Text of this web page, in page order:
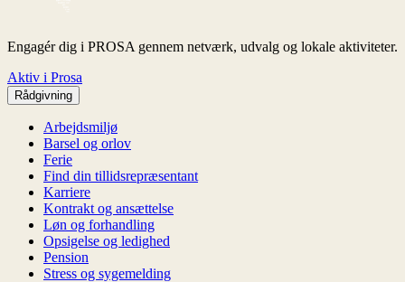
Engagér dig i PROSA gennem netværk, udvalg og lokale aktiviteter.
Aktiv i Prosa
Rådgivning
Arbejdsmiljø
Barsel og orlov
Ferie
Find din tillidsrepræsentant
Karriere
Kontrakt og ansættelse
Løn og forhandling
Opsigelse og ledighed
Pension
Stress og sygemelding